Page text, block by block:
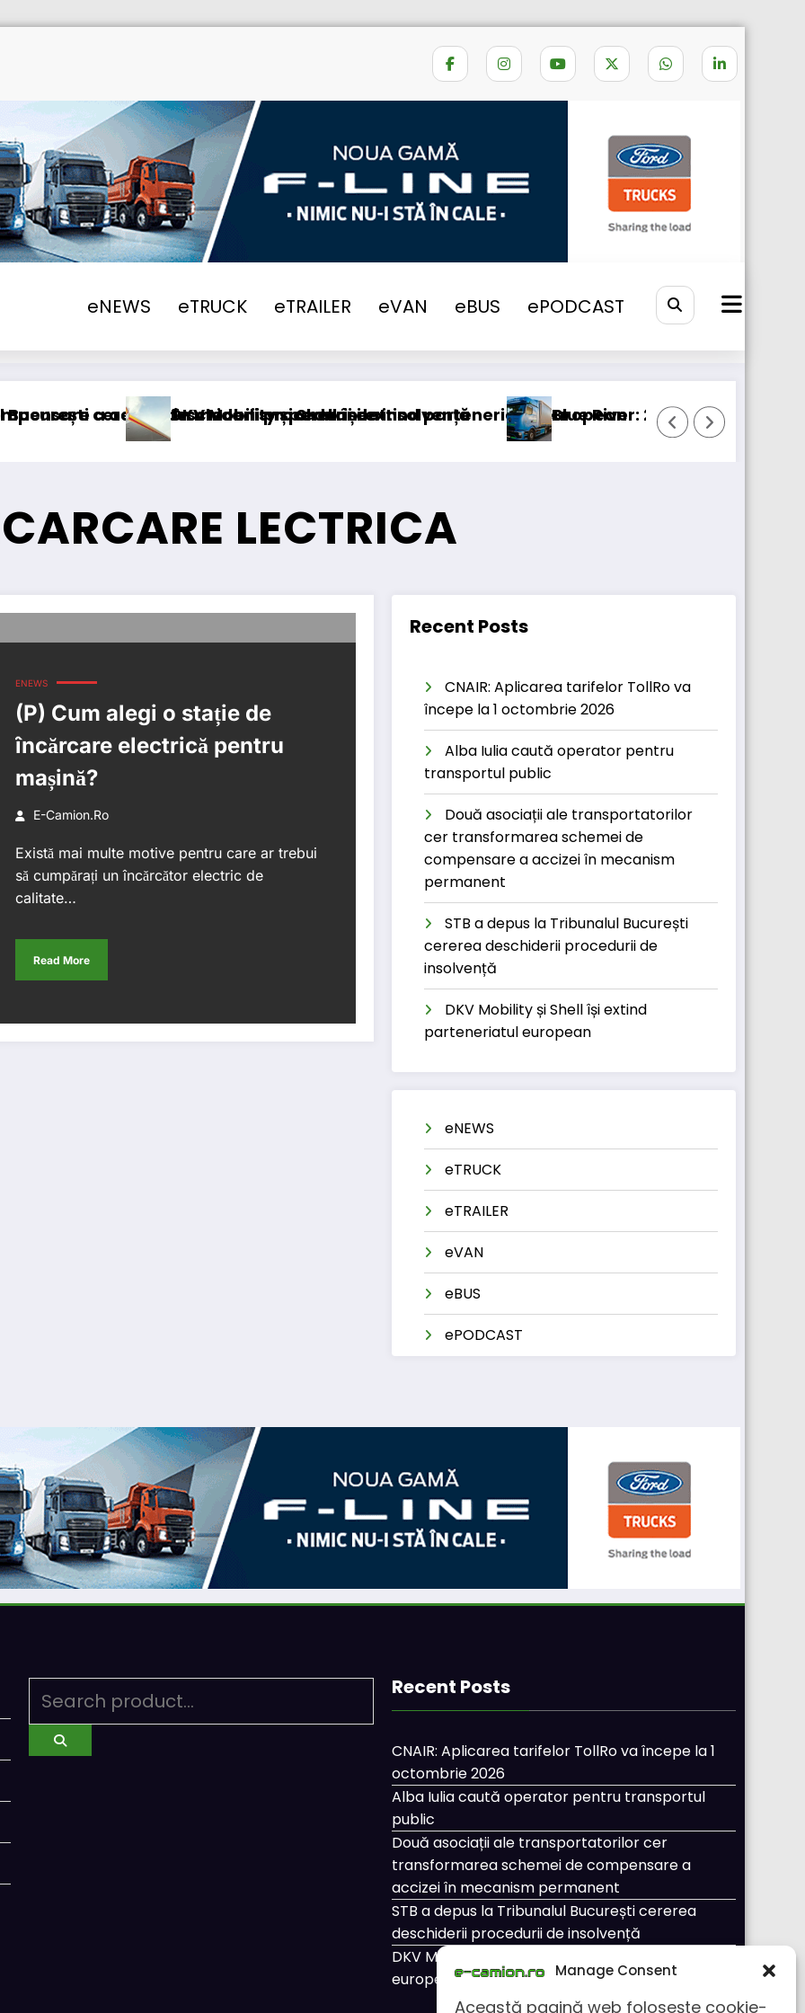
Manage Consent
Această pagină web folosește cookie-
eNEWS eTRUCK eTRAILER eVAN eBUS ePODCAST
STATIE INCARCARE LECTRICA
în mecanism permanent
deschiderii procedurii de insolvență
DKV Mobility și Shell își extind parteneriatul europeanBlue River: 26.123 km cu un camion 100%
LECTRICA
ENEWS
(P) Cum alegi o stație de
încărcare electrică pentru
mașină?
E-Camion.ro
Există mai multe motive pentru care ar trebui
să cumpărați un încărcător electric de
calitate…
Read More
Recent Posts
CNAIR: Aplicarea tarifelor TollRo va
începe la 1 octombrie 2026
Alba Iulia caută operator pentru
transportul public
Două asociații ale transportatorilor
cer transformarea schemei de
compensare a accizei în mecanism
permanent
STB a depus la Tribunalul București
cererea deschiderii procedurii de
insolvență
DKV Mobility și Shell își extind
parteneriatul european
eNEWS
eTRUCK
eTRAILER
eVAN
eBUS
ePODCAST
Recent Posts
CNAIR: Aplicarea tarifelor TollRo va începe la 1
octombrie 2026
Alba Iulia caută operator pentru transportul
public
Două asociații ale transportatorilor cer
transformarea schemei de compensare a
accizei în mecanism permanent
STB a depus la Tribunalul București cererea
deschiderii procedurii de insolvență
DKV Mobility și Shell își extind parteneriatul
european